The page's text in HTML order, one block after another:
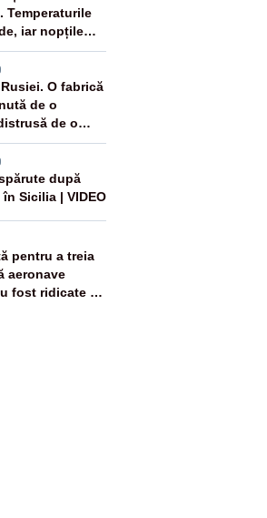
Temperaturile
iar nopțile
O fabrică
de o
de o
după
Sicilia | VIDEO
pentru a treia
aeronave
fost ridicate de